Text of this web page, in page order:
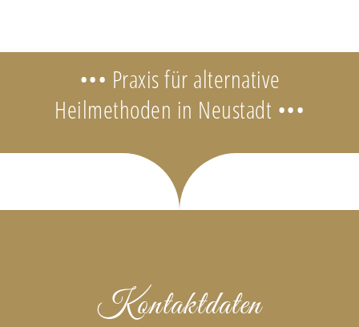
••• Praxis für alternative
Heilmethoden in Neustadt •••
Kontaktdaten